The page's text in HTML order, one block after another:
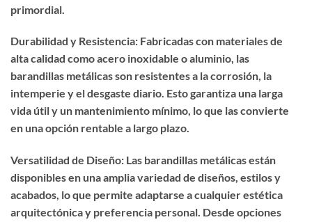
primordial.
Durabilidad y Resistencia: Fabricadas con materiales de
alta calidad como acero inoxidable o aluminio, las
barandillas metálicas son resistentes a la corrosión, la
intemperie y el desgaste diario. Esto garantiza una larga
vida útil y un mantenimiento mínimo, lo que las convierte
en una opción rentable a largo plazo.
Versatilidad de Diseño: Las barandillas metálicas están
disponibles en una amplia variedad de diseños, estilos y
acabados, lo que permite adaptarse a cualquier estética
arquitectónica y preferencia personal. Desde opciones